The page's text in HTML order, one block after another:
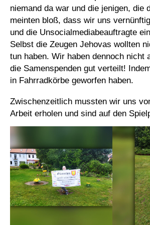
niemand da war und die jenigen, die
meinten bloß, dass wir uns
und die Unsocialmediabeauftragte
Selbst die Zeugen Jehovas wollten
tun haben. Wir haben dennoch nicht
die Samenspenden gut verteilt!
in Fahrradkörbe geworfen haben.
Zwischenzeitlich mussten wir uns
Arbeit erholen und sind auf den